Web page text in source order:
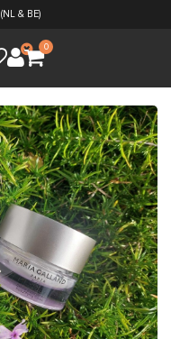
& BE)
0